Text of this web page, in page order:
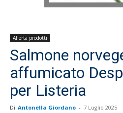
Allerta prodotti
Salmone
affumicato
per Listeria
Di Antonella Giordano - 7 Luglio 2025